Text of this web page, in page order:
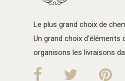
Le plus grand choix de
Un grand choix d'éléments
organisons les livraisons